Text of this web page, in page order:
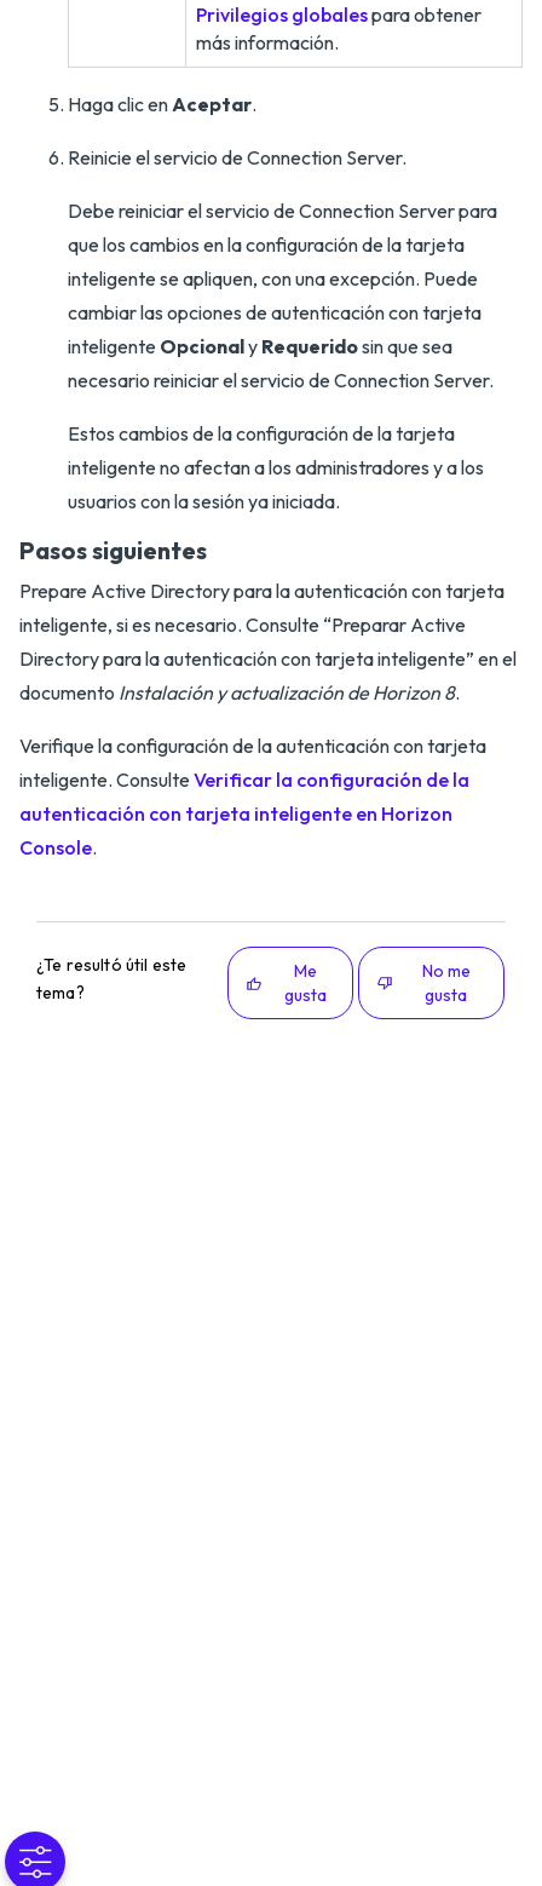
Privilegios globalespara obtener
más información.
Haga clic enAceptar.
Reinicie el servicio de Connection Server.
Debe reiniciar el servicio de Connection Server para
que los cambios en la configuración de la tarjeta
inteligente se apliquen, con una excepción. Puede
cambiar las opciones de autenticación con tarjeta
inteligente Opcionaly Requeridosin que sea
necesario reiniciar el servicio de Connection Server.
Estos cambios de la configuración de la tarjeta
inteligente no afectan a los administradores y a los
usuarios con la sesión ya iniciada.
Pasos siguientes
Prepare Active Directory para la autenticación con tarjeta
inteligente, si es necesario. Consulte “Preparar Active
Directory para la autenticación con tarjeta inteligente” en el
documento Instalación y actualización de Horizon 8.
Verifique la configuración de la autenticación con tarjeta
inteligente. ConsulteVerificar la configuración de la
autenticación con tarjeta inteligente en Horizon
Console.
¿Te resultó útil este
tema?
Me
gusta
No me
gusta